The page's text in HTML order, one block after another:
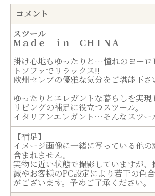
コメント
スツール
Ｍａｄｅ ｉｎ ＣＨＩＮＡ
掛け心地もゆったりと…憧れのヨーロ
トソファでリラックス!!
欧州セレブの優雅な気分をご堪能下さ
ゆったりとエレガントな暮らしを実現
リビングの補足に役立つスツール。
イタリアンエレガント…そんなスツー
【補足】
イメージ画像に一緒に写っている他
含まれません。
実物に近い状態で撮影していますが、
減やお客様のPC設定により若干の色
がございます。予めご了承ください。